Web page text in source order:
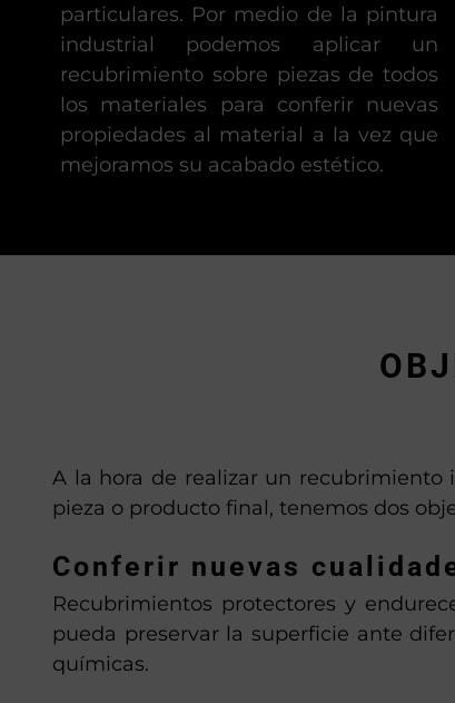
particulares. Por medio de la pintura
industrial podemos aplicar un
recubrimiento sobre piezas de todos
los materiales para conferir nuevas
propiedades al material a la vez que
mejoramos su acabado estético.
A la hora de realizar un recubrimiento
pieza o producto final, tenemos dos
Conferir nuevas
Recubrimientos protectores y
pueda preservar la superficie ante
químicas.